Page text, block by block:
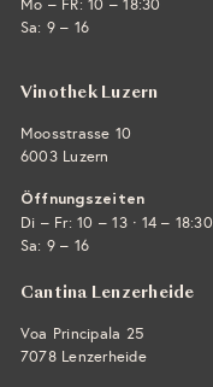
Mo – FR: 10 – 18:30
Sa: 9 – 16
Vinothek Luzern
Moosstrasse 10
6003 Luzern
Öffnungszeiten
Di – Fr: 10 – 13 · 14 – 18:30
Sa: 9 – 16
Cantina Lenzerheide
Voa Principala 25
7078 Lenzerheide